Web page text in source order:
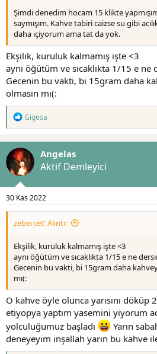
Şimdi denedim hocam 15 klikte
saymışım. Kahve tabiri caizse su gibi
daha içiyorum ama tat da yok.
Ekşilik, kuruluk kalmamış işte <3
aynı öğütüm ve sıcaklıkta 1/15 e ne
Gecenin bu vakti, bi 15gram daha
olmasın mı(:
T
e
p
k
i
l
e
r
Gigesa
Angelas
Aktif Demleyici
30 Kas 2022
zebercet' Alıntı:
Ekşilik, kuruluk kalmamış işte <3
aynı öğütüm ve sıcaklıkta 1/15 e ne
Gecenin bu vakti, bi 15gram daha
mı(:
O kahve öyle olunca yarısını döküp
etiyopya yaptım yasemini yiyorum
yolculuğumuz başladı
Yarın
deneyeyim inşallah yarın bu kahve